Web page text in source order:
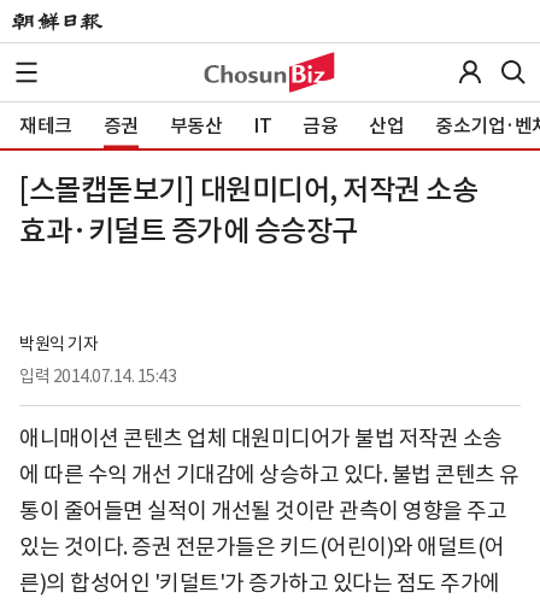
재테크 증권 부동산 IT 금융 산업 중소기업·벤
[스몰캡돋보기] 대원미디어, 저작권 소송
효과·키덜트 증가에 승승장구
박원익 기자
입력 2014.07.14. 15:43
애니매이션 콘텐츠 업체 대원미디어가 불법 저작권 소송
에 따른 수익 개선 기대감에 상승하고 있다. 불법 콘텐츠 유
통이 줄어들면 실적이 개선될 것이란 관측이 영향을 주고
있는 것이다. 증권 전문가들은 키드(어린이)와 애덜트(어
른)의 합성어인 '키덜트'가 증가하고 있다는 점도 주가에